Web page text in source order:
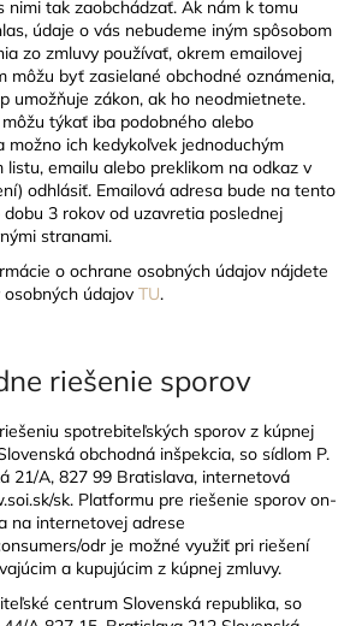
nimi tak zaobchádzať. Ak nám k tomu
údaje o vás nebudeme iným spôsobom
zo zmluvy používať, okrem emailovej
môžu byť zasielané obchodné oznámenia,
umožňuje zákon, ak ho neodmietnete.
týkať iba podobného alebo
možno ich kedykoľvek jednoduchým
listu, emailu alebo preklikom na odkaz v
odhlásiť. Emailová adresa bude na tento
3 rokov od uzavretia poslednej
stranami.
o ochrane osobných údajov nájdete
údajov TU.
riešenie sporov
spotrebiteľských sporov z kúpnej
obchodná inšpekcia, so sídlom P.
21/A, 827 99 Bratislava, internetová
sk. Platformu pre riešenie sporov on-
na internetovej adrese
odr je možné využiť pri riešení
a kupujúcim z kúpnej zmluvy.
centrum Slovenská republika, so